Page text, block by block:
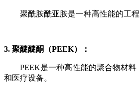
聚酰胺酰亚胺是一种高性能的工
3. 聚醚醚酮（PEEK）：
PEEK是一种高性能的聚合物材
和医疗设备。